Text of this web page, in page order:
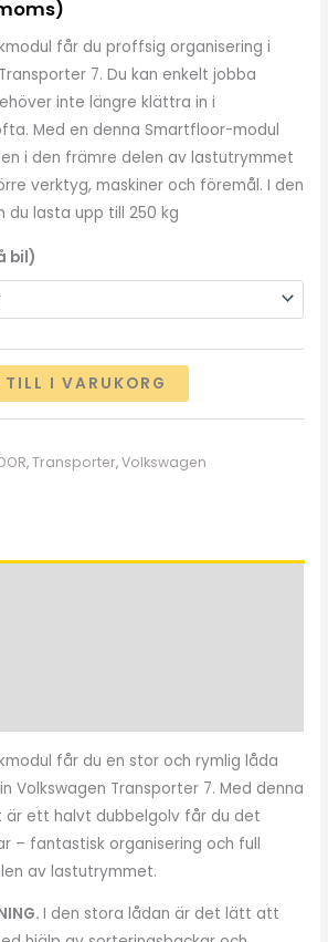
får du proffsig organisering i
7. Du kan enkelt jobba
inte längre klättra in i
Med en denna Smartfloor-modul
i den främre delen av lastutrymmet
verktyg, maskiner och föremål. I den
du lasta upp till 250 kg
bil)
TILL I VARUKORG
,Transporter,Volkswagen
får du en stor och rymlig låda
Volkswagen Transporter 7. Med denna
är ett halvt dubbelgolv får du det
– fantastisk organisering och full
av lastutrymmet.
I den stora lådan är det lätt att